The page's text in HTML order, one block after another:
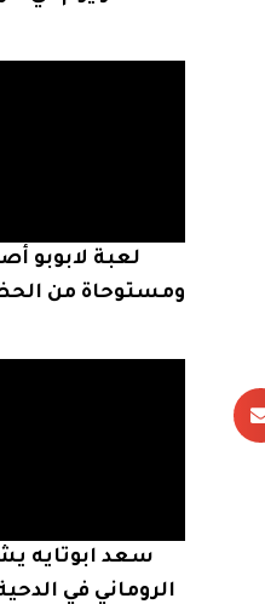
لعبة لابوبو
ومستوحاة من
سعد ابوتايه
الروماني في